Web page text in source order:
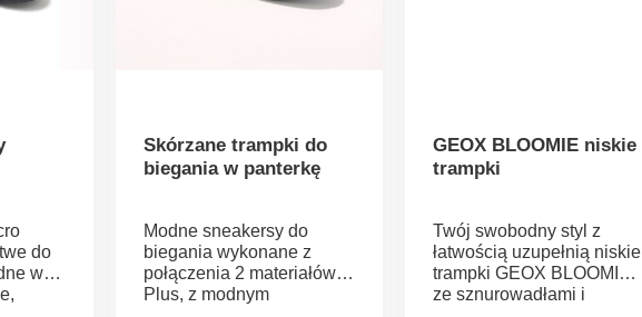
do
w
Skórzane trampki do
biegania w panterkę
Modne sneakersy do
biegania wykonane z
połączenia 2 materiałów.
Plus, z modnym
GEOX BLOOMIE niskie
trampki
Twój swobodny styl z
łatwością uzupełnią niskie
trampki GEOX BLOOMIE
ze sznurowadłami i